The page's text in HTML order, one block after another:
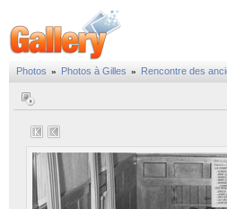
Photos » Photos à Gilles » Rencontre des